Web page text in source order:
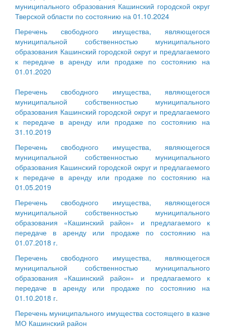
муниципального образования Кашинский городской округ
Тверской области по состоянию на 01.10.2024
Перечень свободного имущества, являющегося
муниципальной собственностью муниципального
образования Кашинский городской округ и предлагаемого
к передаче в аренду или продаже по состоянию на
01.01.2020
Перечень свободного имущества, являющегося
муниципальной собственностью муниципального
образования Кашинский городской округ и предлагаемого
к передаче в аренду или продаже по состоянию на
31.10.2019
Перечень свободного имущества, являющегося
муниципальной собственностью муниципального
образования Кашинский городской округ и предлагаемого
к передаче в аренду или продаже по состоянию на
01.05.2019
Перечень свободного имущества, являющегося
муниципальной собственностью муниципального
образования «Кашинский район» и предлагаемого к
передаче в аренду или продаже по состоянию на
01.07.2018 г.
Перечень свободного имущества, являющегося
муниципальной собственностью муниципального
образования «Кашинский район» и предлагаемого к
передаче в аренду или продаже по состоянию на
01.10.2018 г.
Перечень муниципального имущества состоящего в казне
МО Кашинский район